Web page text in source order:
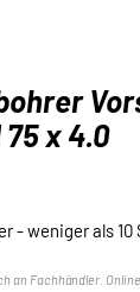
75 x 4.0
- weniger als
an Fachhändler.